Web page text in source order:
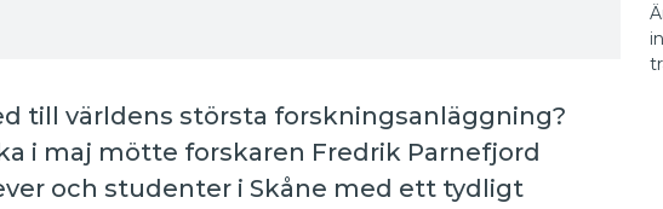
till världens största forskningsanläggning?
i maj mötte forskaren Fredrik Parnefjord
och studenter i Skåne med ett tydligt